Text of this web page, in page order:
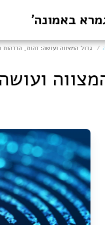
באמונה'
גדול המצווה ועושה: זהות,